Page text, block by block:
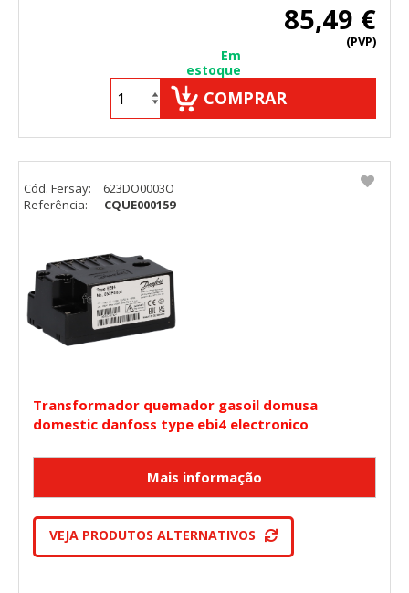
85,49 €
(PVP)
Em
estoque
COMPRAR
Transformador quemador gasoil domusa
domestic danfoss type ebi4 electronico
VEJA PRODUTOS ALTERNATIVOS
Cód. Fersay:
623DO0003O
Referência:
CQUE000159